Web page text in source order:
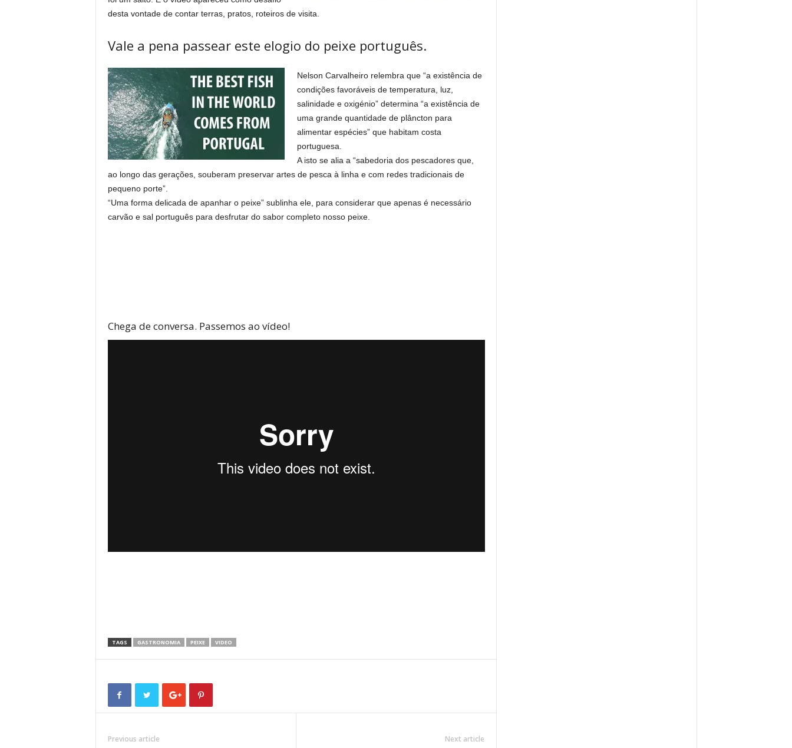
desta vontade de contar terras, pratos, roteiros de visita.
Vale a pena passear este elogio do peixe português.
Nelson Carvalheiro relembra que “a existência de
condições favoráveis ​​de temperatura, luz,
salinidade e oxigénio” determina “a existência de
uma grande quantidade de plâncton para
alimentar espécies” que habitam costa
portuguesa.
A isto se alia a “sabedoria dos pescadores que,
ao longo das gerações, souberam preservar artes de pesca à linha e com redes tradicionais de
pequeno porte”.
“Uma forma delicada de apanhar o peixe” sublinha ele, para considerar que apenas é necessário
carvão e sal português para desfrutar do sabor completo nosso peixe.
Chega de conversa. Passemos ao vídeo!
TAGS GASTRONOMIA PEIXE VIDEO
Previous article Next article